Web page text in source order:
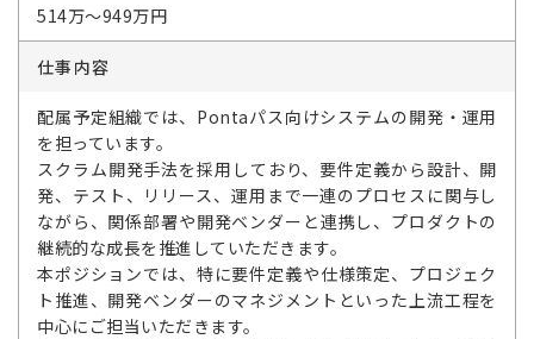
514万～949万円
仕事内容
配属予定組織では、Pontaパス向けシステムの開発・運用
を担っています。
スクラム開発手法を採用しており、要件定義から設計、開
発、テスト、リリース、運用まで一連のプロセスに関与し
ながら、関係部署や開発ベンダーと連携し、プロダクトの
継続的な成長を推進していただきます。
本ポジションでは、特に要件定義や仕様策定、プロジェク
ト推進、開発ベンダーのマネジメントといった上流工程を
中心にご担当いただきます。